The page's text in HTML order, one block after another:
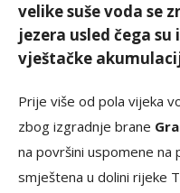
velike suše voda se
jezera usled čega
vještačke
Prije više od pola vijeka
zbog izgradnje brane
na površini uspomene na
smještena u dolini rijeke